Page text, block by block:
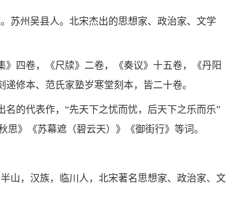
苏州吴县人。北宋杰出的思想家、政治家、文学
四卷，《尺牍》二卷，《奏议》十五卷，《丹阳
修本、范氏家塾岁寒堂刻本，皆二十卷。
的代表作，“先天下之忧而忧，后天下之乐而乐”
思》《苏幕遮（碧云天）》《御街行》等词。
山，汉族，临川人，北宋著名思想家、政治家、文